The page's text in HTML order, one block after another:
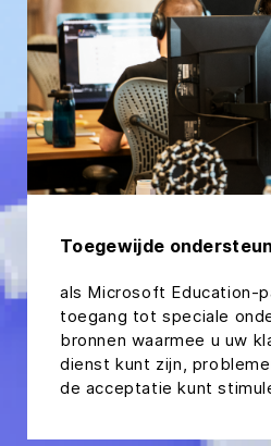
Toegewijde
als Microsoft Education-
toegang tot speciale
bronnen waarmee u uw
dienst kunt zijn,
de acceptatie kunt